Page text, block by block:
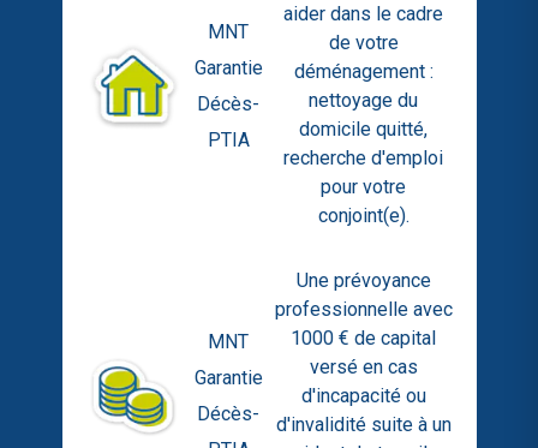
MNT
Garantie
Décès-
PTIA
aider dans le cadre
de votre
déménagement :
nettoyage du
domicile quitté,
recherche d'emploi
pour votre
conjoint(e).
MNT
Garantie
Décès-
Une prévoyance
professionnelle avec
1000 € de capital
versé en cas
d'incapacité ou
d'invalidité suite à un